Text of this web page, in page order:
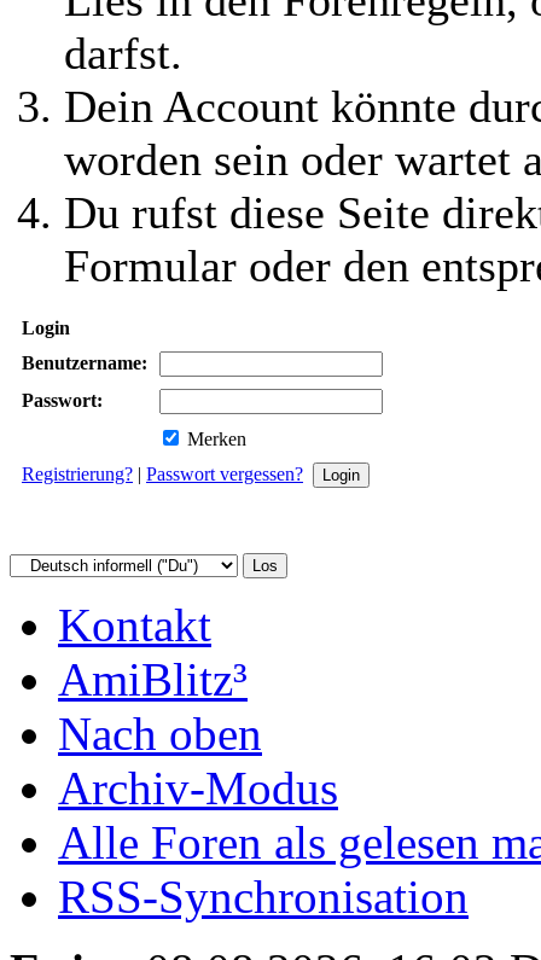
darfst.
Dein Account könnte
worden sein oder wartet
Du rufst diese Seite
Formular oder den
Login
Benutzername:
Passwort:
Merken
Registrierung? | Passwort vergessen?
Kontakt
AmiBlitz³
Nach oben
Archiv-Modus
Alle Foren als gelesen
RSS-Synchronisation